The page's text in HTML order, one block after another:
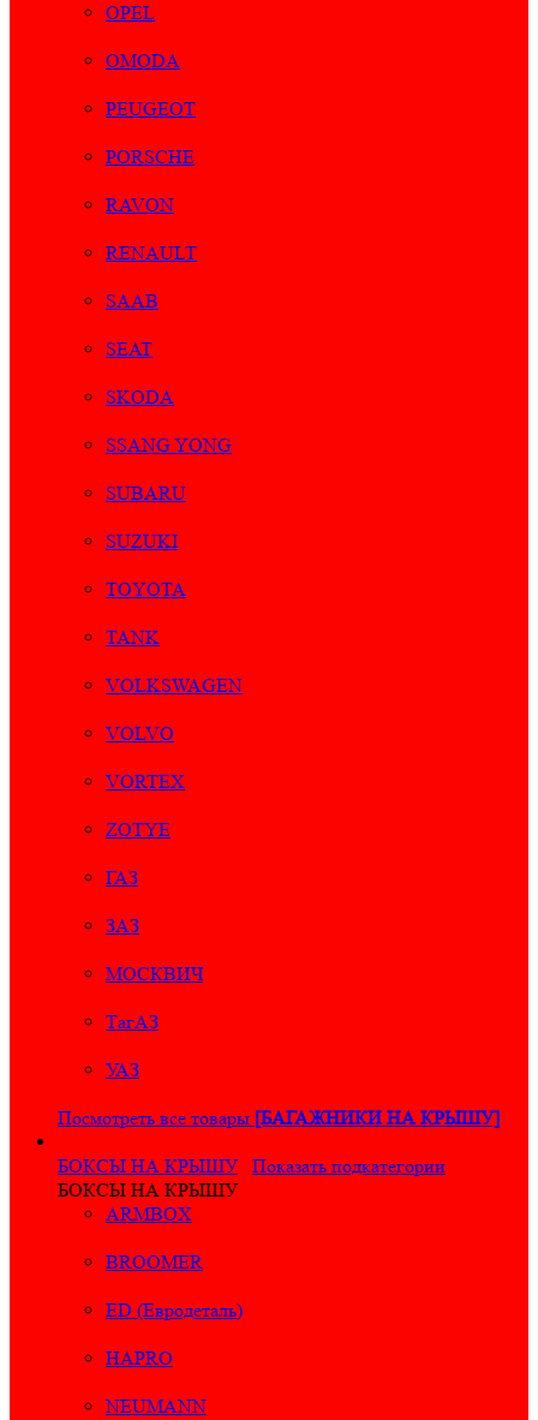
OPEL
OMODA
PEUGEOT
PORSCHE
RAVON
RENAULT
SAAB
SEAT
SKODA
SSANG YONG
SUBARU
SUZUKI
TOYOTA
TANK
VOLKSWAGEN
VOLVO
VORTEX
ZOTYE
ГАЗ
ЗАЗ
МОСКВИЧ
ТагАЗ
УАЗ
Посмотреть все товары [БАГАЖНИКИ НА КРЫШУ]
БОКСЫ НА КРЫШУ
Показать подкатегории
БОКСЫ НА КРЫШУ
ARMBOX
BROOMER
ED (Евродеталь)
HAPRO
NEUMANN